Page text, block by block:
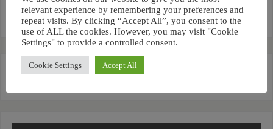
Relikwie św. Oscara Romero
w seminarium wrocławskim
Synodalność – szkolenie
pastoralno-teologiczne 2023
relevant experience by remembering your preferences and
repeat visits. By clicking “Accept All”, you consent to the
use of ALL the cookies. However, you may visit "Cookie
Settings" to provide a controlled consent.
Cookie Settings Accept All